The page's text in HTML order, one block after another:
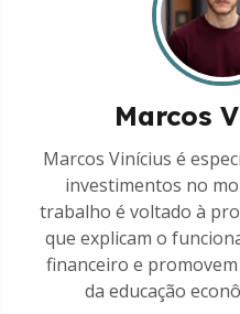
Marcos
Marcos Vinícius é
investimentos no
trabalho é voltado à
que explicam o
financeiro e
da educação